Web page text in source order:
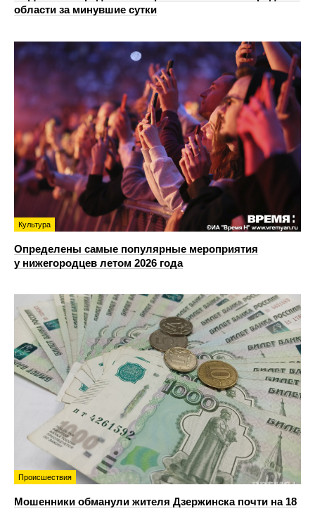
области за минувшие сутки
Культура
Определены самые популярные мероприятия
у нижегородцев летом 2026 года
Происшествия
Мошенники обманули жителя Дзержинска почти на 18